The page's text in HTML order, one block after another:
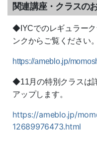
関連講座・クラスの
◆IYCでのレギュラーク
ンクからご覧ください。
https://ameblo.jp/
◆11月の特別クラスは
アップします。
https://ameblo.jp/
12689976473.html